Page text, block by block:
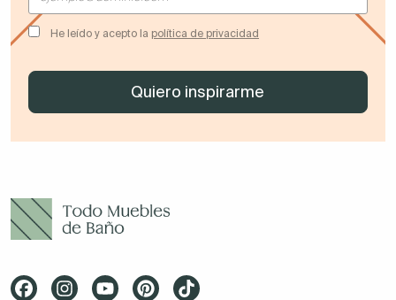
He leído y acepto la política de privacidad